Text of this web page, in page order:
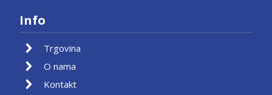
Info
Trgovina
O nama
Kontakt